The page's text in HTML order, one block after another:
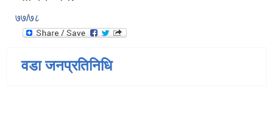
७७/७८
वडा जनप्रतिनिधि